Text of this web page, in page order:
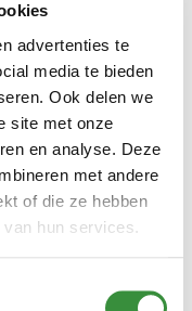
advertenties te
media te bieden
Ook delen we
site met onze
en analyse. Deze
met andere
of die ze hebben
hun services.
groente,
Een perfecte
en witte truffel voor